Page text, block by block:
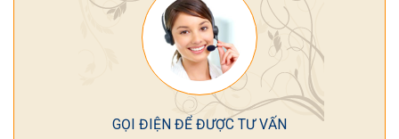
GỌI ĐIỆN ĐỂ ĐƯỢC TƯ VẤN